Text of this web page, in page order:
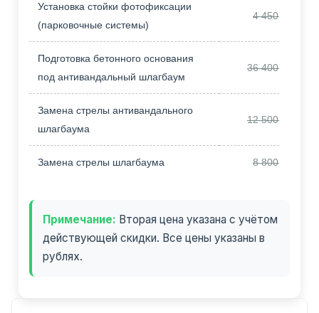
Установка стойки фотофиксации
(парковочные системы)
4 450,00
Подготовка бетонного основания
под антивандальный шлагбаум
36 400,00
Замена стрелы антивандального
шлагбаума
12 500,00
Замена стрелы шлагбаума 8 800,00
Примечание: Вторая цена указана с учётом
действующей скидки. Все цены указаны в
рублях.